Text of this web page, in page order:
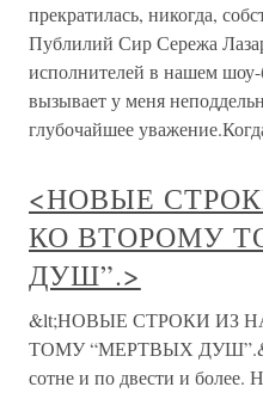
прекратилась, никогда,
Публилий Сир Сережа
исполнителей в нашем
вызывает у меня
глубочайшее
<НОВЫЕ
КО ВТОРОМУ
ДУШ”.>
&lt;НОВЫЕ СТРОКИ ИЗ
ТОМУ “МЕРТВЫХ
сотне и по двести и более.